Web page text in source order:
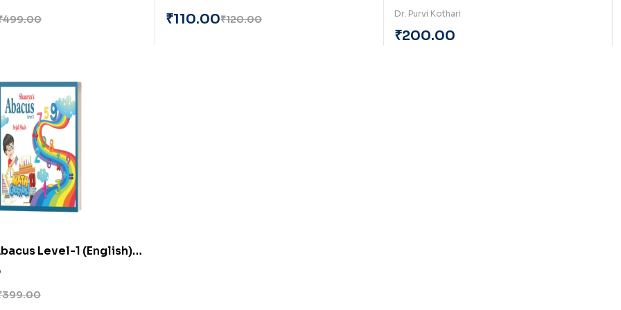
499.00 ₹120.00
₹110.00
Dr. Purvi Kothari
₹200.00
Level-1 (English)
399.00